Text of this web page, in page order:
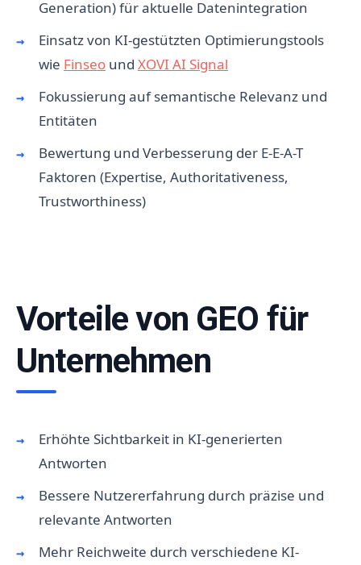
Generation) für aktuelle Datenintegration
Einsatz von KI-gestützten Optimierungstools
wie Finseo und XOVI AI Signal
Fokussierung auf semantische Relevanz und
Entitäten
Bewertung und Verbesserung der E-E-A-T
Faktoren (Expertise, Authoritativeness,
Trustworthiness)
Vorteile von GEO für
Unternehmen
Erhöhte Sichtbarkeit in KI-generierten
Antworten
Bessere Nutzererfahrung durch präzise und
relevante Antworten
Mehr Reichweite durch verschiedene KI-